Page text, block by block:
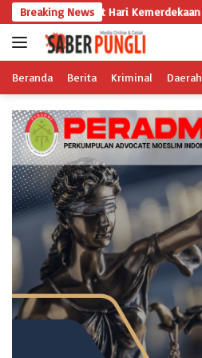
Langsung
ke
konten
Breaking News
Hari Kemerdekaan Eva Dwiana
Beranda Berita Kriminal Daerah